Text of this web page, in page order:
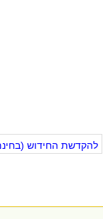
להקדשת החידוש